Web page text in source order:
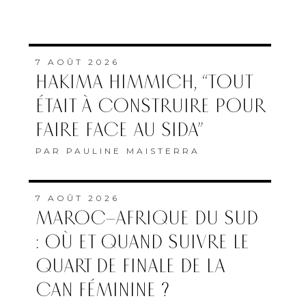
7 AOÛT 2026
HAKIMA HIMMICH, “TOUT
ÉTAIT À CONSTRUIRE POUR
FAIRE FACE AU SIDA”
PAR PAULINE MAISTERRA
7 AOÛT 2026
MAROC–AFRIQUE DU SUD
: OÙ ET QUAND SUIVRE LE
QUART DE FINALE DE LA
CAN FÉMININE ?